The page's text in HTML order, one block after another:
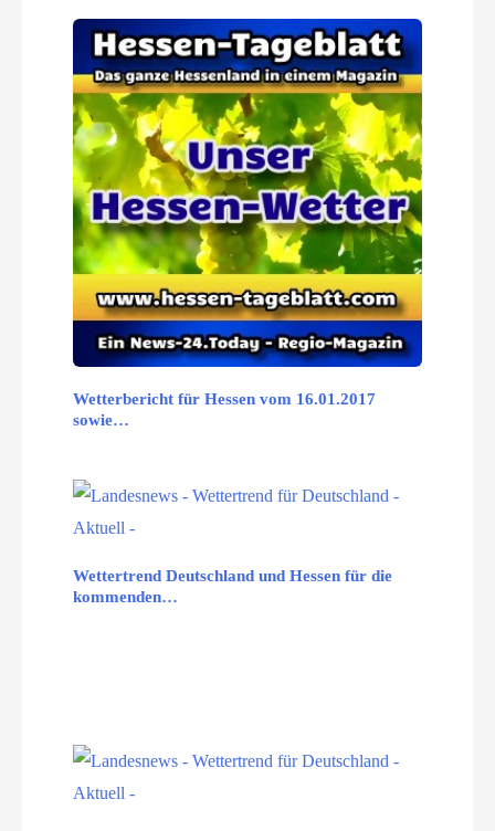
Wetterbericht für Hessen vom 16.01.2017
sowie…
Wettertrend Deutschland und Hessen für die
kommenden…